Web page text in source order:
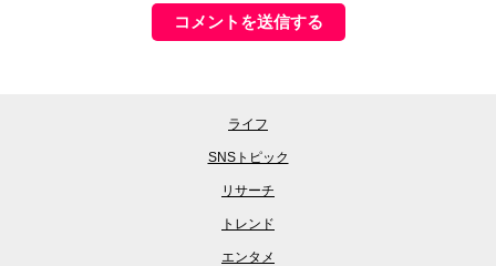
ライフ
SNSトピック
リサーチ
トレンド
エンタメ